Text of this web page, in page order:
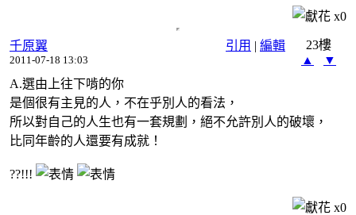
x0
引用 | 編輯
千原翼
2011-07-18 13:03
23樓
▲
▼
A.選由上往下啃的你
是個很有主見的人，不在乎別人的看法，
所以對自己的人生也有一套規劃，絕不允許別人的破壞，
比同年齡的人還要有成就！
??!!!
x0